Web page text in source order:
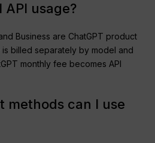
usage?
Business are ChatGPT product
is billed separately by model and
monthly fee becomes API
methods can I use